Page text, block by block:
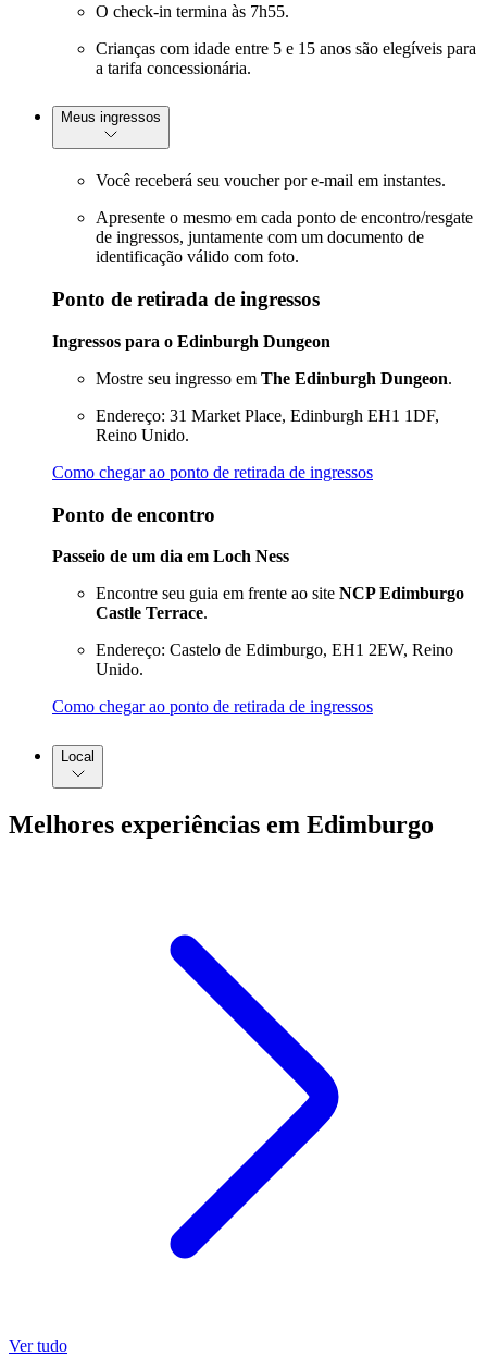
O check-in termina às 7h55.
Crianças com idade entre 5 e 15 anos são elegíveis para
a tarifa concessionária.
Meus ingressos
Você receberá seu voucher por e-mail em instantes.
Apresente o mesmo em cada ponto de encontro/resgate
de ingressos, juntamente com um documento de
identificação válido com foto.
Ponto de retirada de ingressos
Ingressos para o Edinburgh Dungeon
Mostre seu ingresso em The Edinburgh Dungeon.
Endereço: 31 Market Place, Edinburgh EH1 1DF,
Reino Unido.
Como chegar ao ponto de retirada de ingressos
Ponto de encontro
Passeio de um dia em Loch Ness
Encontre seu guia em frente ao site NCP Edimburgo
Castle Terrace.
Endereço: Castelo de Edimburgo, EH1 2EW, Reino
Unido.
Como chegar ao ponto de retirada de ingressos
Local
Melhores experiências em Edimburgo
Ver tudo